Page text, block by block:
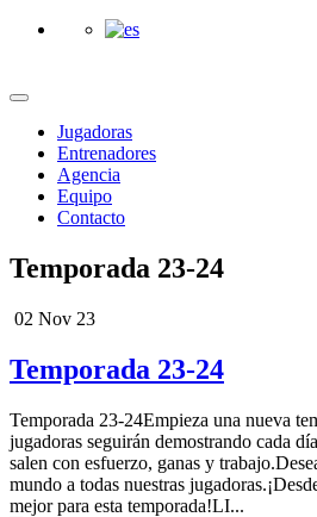
Jugadoras
Entrenadores
Agencia
Equipo
Contacto
Temporada 23-24
02 Nov 23
Temporada 23-24
Temporada 23-24Empieza una nueva
jugadoras seguirán demostrando cada
salen con esfuerzo, ganas y
mundo a todas nuestras
mejor para esta temporada!LI...